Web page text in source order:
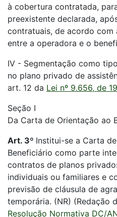
à cobertura contratada,
preexistente declarada,
contratuais, de acordo com
entre a operadora e o
IV - Segmentação como
no plano privado de
art. 12 da Lei nº 9.656, de
Seção I
Da Carta de Orientação ao
Art. 3º Institui-se a Carta
Beneficiário como parte
contratos de planos
individuais ou familiares e
previsão de cláusula de
temporária. (NR) (Redação
Resolução Normativa DC/